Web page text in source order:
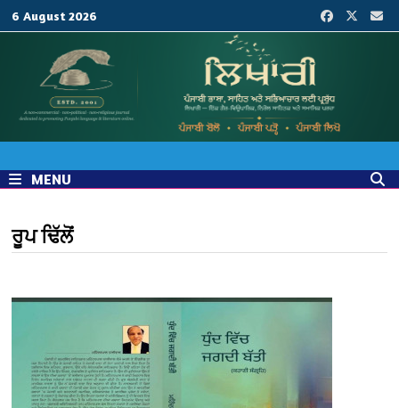
6 August 2026
MENU
ਰੂਪ ਢਿੱਲੋਂ